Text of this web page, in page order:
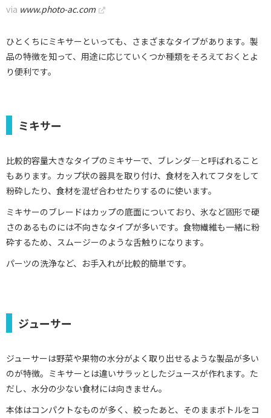
via www.photo-ac.com
ひとくちにミキサーといっても、さまざまなタイプがあります。製
品の特徴を知って、用途に応じていくつか種類をそろえておくとよ
り便利です。
ミキサー
比較的容量大きなタイプのミキサーで、ブレンダ―と呼ばれること
もあります。カップ状の器具を取り付け、食材を入れてフタをして
粉砕したり、食材を混ぜ合わせたりするのに使います。
ミキサーのブレードはカップの底面についており、氷など固形で硬
さのあるものには不向きなタイプが多いです。食物繊維も一緒に粉
砕するため、スムージーのような舌触りになります。
パーツの洗浄など、お手入れが比較的簡単です。
ジューサー
ジューサーは野菜や果物の水分がよく取り出せるような製品が多い
のが特徴。ミキサーとは違いサラッとしたジュースが作れます。た
だし、水分の少ない食材には向きません。
本体はコンパクトなものが多く、絞ったあと、そのままボトルをコ